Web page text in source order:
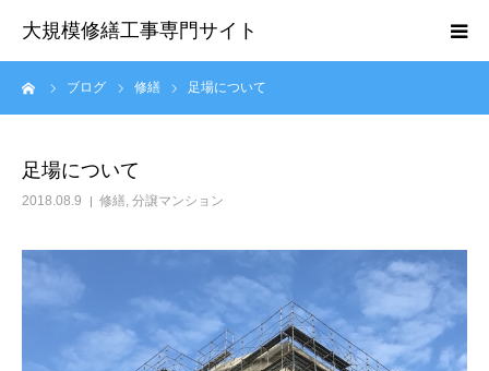
大規模修繕工事専門サイト
ブログ 修繕 足場について
足場について
2018.08.9 修繕, 分譲マンション
HOME